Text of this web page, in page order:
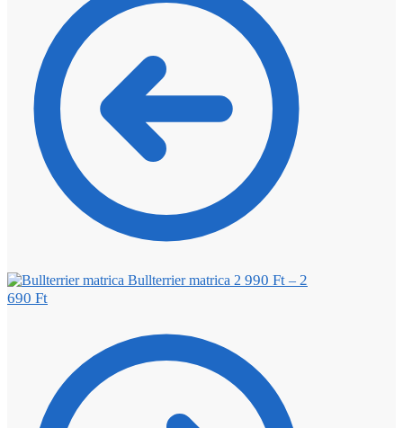
Bullterrier matrica 2 990 Ft – 2
690 Ft